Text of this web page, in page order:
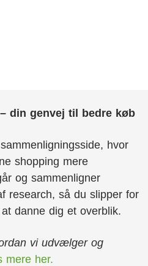
din genvej til bedre køb
hvor
shopping mere
og sammenligner
research, så du slipper for
danne dig et overblik.
vi udvælger og
mere her.